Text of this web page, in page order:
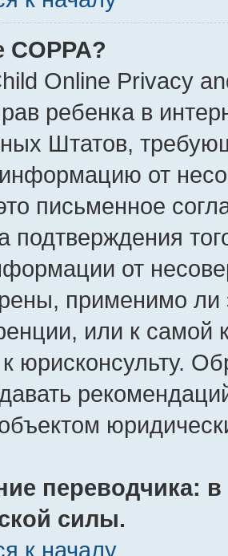
COPPA?
Online Privacy
ребенка в
Штатов,
от
письменное
подтверждения
от
применимо ли
или к самой
юрисконсульту.
переводчика:
силы.
к началу